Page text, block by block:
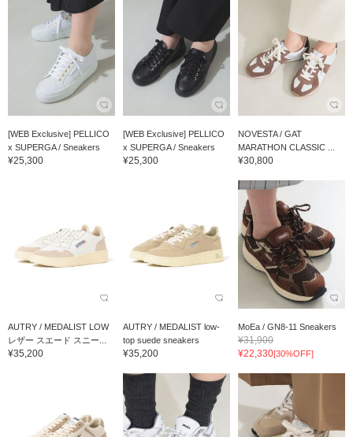
[WEB Exclusive] PELLICO
x SUPERGA / Sneakers
¥25,300
[WEB Exclusive] PELLICO
x SUPERGA / Sneakers
¥25,300
NOVESTA / GAT
MARATHON CLASSIC ...
¥30,800
AUTRY / MEDALIST LOW
レザー スエード スニー...
¥35,200
AUTRY / MEDALIST low-
top suede sneakers
¥35,200
MoEa / GN8-11 Sneakers
¥31,900
¥22,330[30%OFF]